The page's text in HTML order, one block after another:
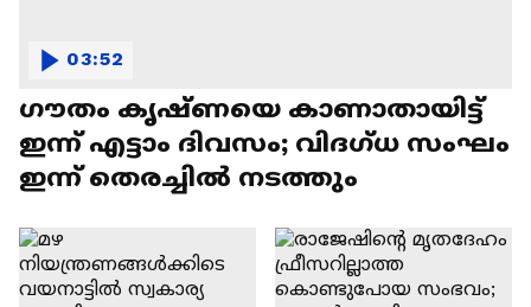
ഗൗതം കൃഷ്ണയെ കാണാതായിട്ട്
ഇന്ന് എട്ടാം ദിവസം; വിദഗ്ധ സംഘം
ഇന്ന് തെരച്ചിൽ നടത്തും
03:52